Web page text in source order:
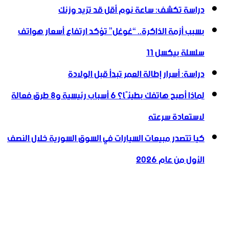
دراسة تكشف: ساعة نوم أقل قد تزيد وزنك
بسبب أزمة الذاكرة.. “غوغل” تؤكد ارتفاع أسعار هواتف
سلسلة بيكسل 11
دراسة: أسرار إطالة العمر تبدأ قبل الولادة
لماذا أصبح هاتفك بطيئًا؟ 6 أسباب رئيسية و8 طرق فعالة
لاستعادة سرعته
كيا تتصدر مبيعات السيارات في السوق السورية خلال النصف
الأول من عام 2026